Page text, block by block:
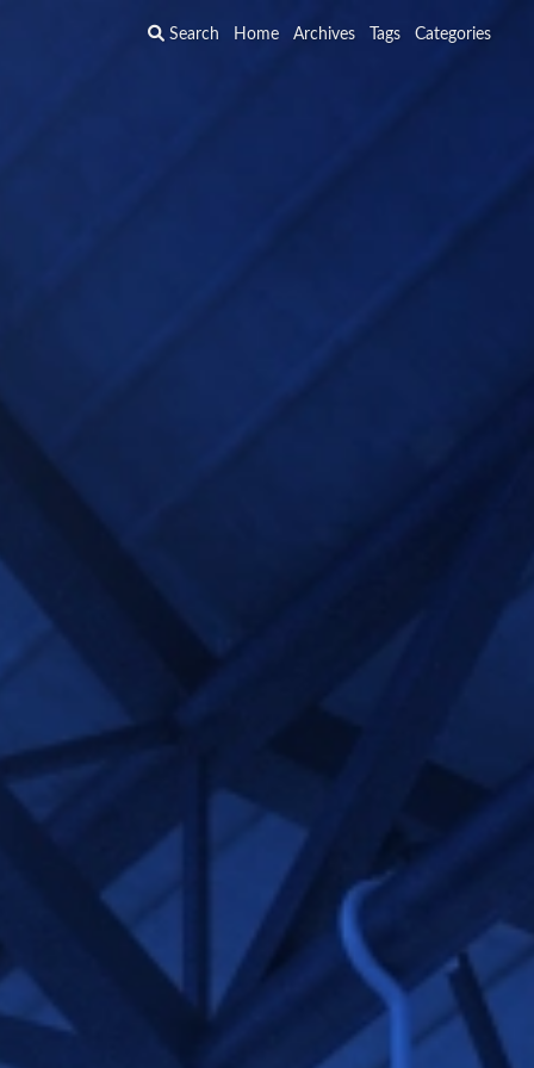
Home Archives Tags Categories
Search